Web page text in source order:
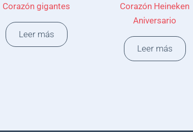
Corazón gigantes
Leer más
Corazón Heineken
Aniversario
Leer más